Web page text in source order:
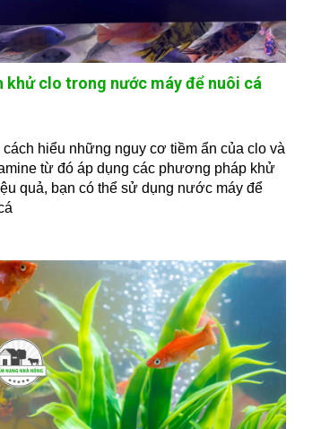
khử clo trong nước máy để nuôi cá
cách hiểu những nguy cơ tiềm ẩn của clo và
từ đó áp dụng các phương pháp khử
quả, bạn có thể sử dụng nước máy để